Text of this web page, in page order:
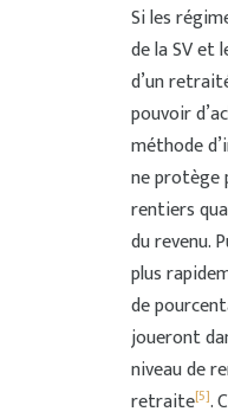
Si les
de la SV et
d’un
pouvoir
méthode
ne protège
rentiers
du revenu.
plus
de
joueront
niveau de
retraite[5].